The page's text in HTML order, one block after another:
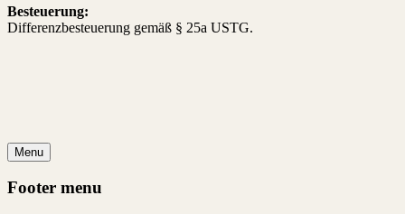
Besteuerung:
Differenzbesteuerung gemäß § 25a USTG.
Menu
Footer menu